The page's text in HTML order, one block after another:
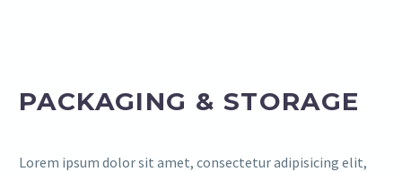
PACKAGING & STORAGE
Lorem ipsum dolor sit amet, consectetur adipisicing elit,